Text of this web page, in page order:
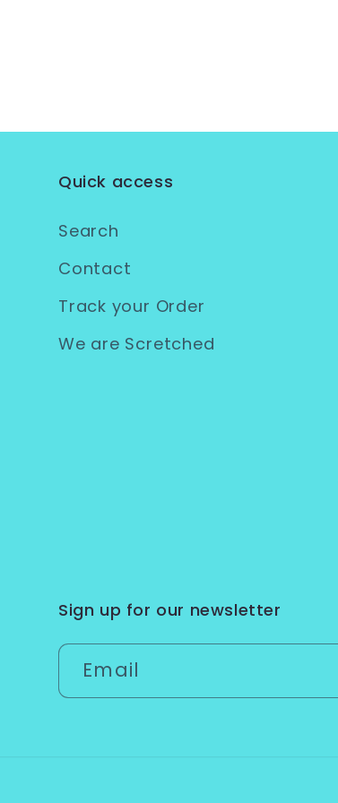
Quick access
Search
Contact
Track your Order
We are Scretched
Sign up for our newsletter
Email